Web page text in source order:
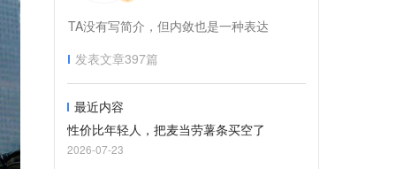
TA没有写简介，但内敛也是一种表达
发表文章397篇
最近内容
性价比年轻人，把麦当劳薯条买空了
2026-07-23